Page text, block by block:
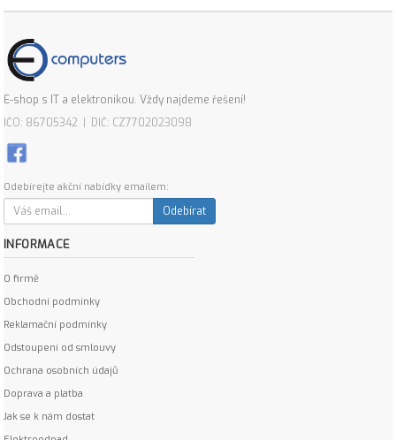
E-shop s IT a elektronikou. Vždy najdeme řešení!
IČO: 86705342 | DIČ: CZ7702023098
Odebírejte akční nabídky emailem:
Odebírat
INFORMACE
O firmě
Obchodní podmínky
Reklamační podmínky
Odstoupení od smlouvy
Ochrana osobních údajů
Doprava a platba
Jak se k nám dostat